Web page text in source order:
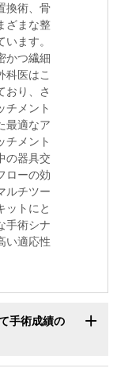
換術、骨
ざまな整
ます。
かつ繊細
科医はこ
おり、さ
チメント
最適なア
チメント
の器具交
ローの効
ルチツー
ットにと
手術シナ
い適応性
手術成績の